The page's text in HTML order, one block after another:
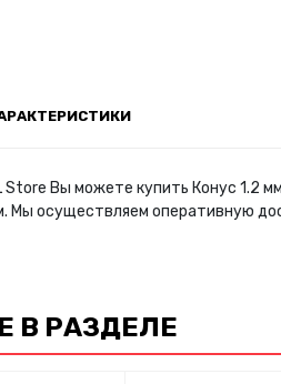
Store Вы можете купить Конус 1.2
Мы осуществляем оперативную
В РАЗДЕЛЕ